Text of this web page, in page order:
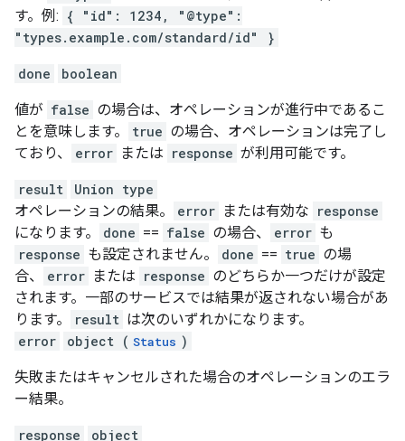
す。例: { "id": 1234, "@type":
"types.example.com/standard/id" }
done boolean
値が false の場合は、オペレーションが進行中であるこ
とを意味します。
true の場合、オペレーションは完了し
ており、
error または response が利用可能です。
result
Union type
オペレーションの結果。
error または有効な response
になります。
done == false の場合、 error も
response も設定されません。 done == true の場
合、
error または response のどちらか一つだけが設定
されます。一部のサービスでは結果が返されない場合があ
ります。
result は次のいずれかになります。
error
object ( Status )
失敗またはキャンセルされた場合のオペレーションのエラ
ー結果。
response object